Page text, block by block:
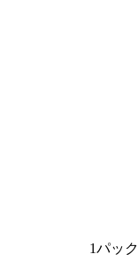
1パック